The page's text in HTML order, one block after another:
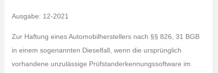
Ausgabe: 12-2021
Zur Haftung eines Automobilherstellers nach §§ 826, 31 BGB
in einem sogenannten Dieselfall, wenn die ursprünglich
vorhandene unzulässige Prüfstanderkennungssoftware im